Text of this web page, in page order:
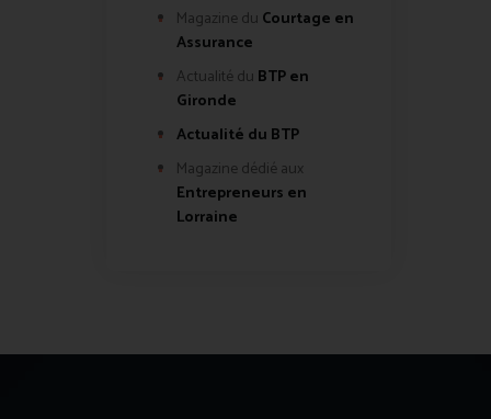
Magazine du Courtage en
Assurance
Actualité du BTP en
Gironde
Actualité du BTP
Magazine dédié aux
Entrepreneurs en
Lorraine